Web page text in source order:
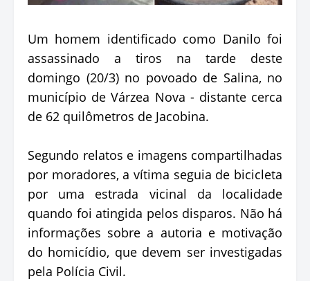
Um homem identificado como Danilo foi
assassinado a tiros na tarde deste
domingo (20/3) no povoado de Salina, no
município de Várzea Nova - distante cerca
de 62 quilômetros de Jacobina.
Segundo relatos e imagens compartilhadas
por moradores, a vítima seguia de bicicleta
por uma estrada vicinal da localidade
quando foi atingida pelos disparos. Não há
informações sobre a autoria e motivação
do homicídio, que devem ser investigadas
pela Polícia Civil.